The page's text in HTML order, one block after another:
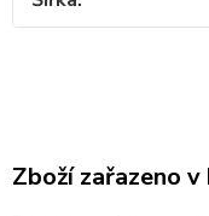
Zboží zařazeno